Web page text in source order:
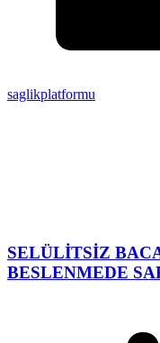
saglikplatformu
SELÜLİTSİZ
BESLENMEDE